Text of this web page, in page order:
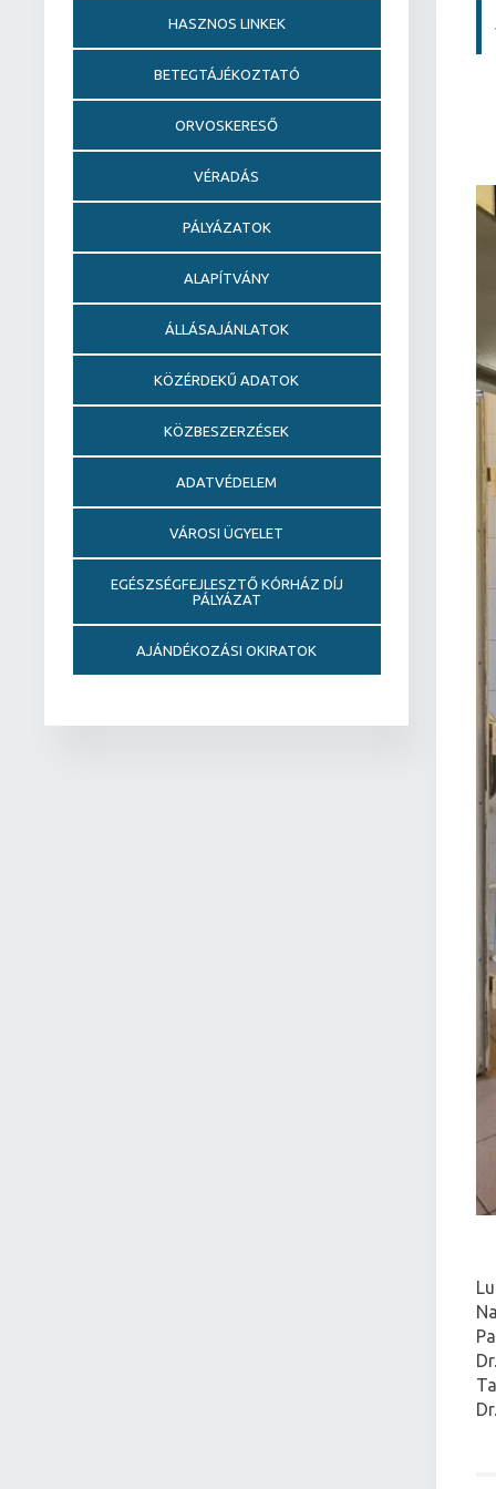
HASZNOS LINKEK
BETEGTÁJÉKOZTATÓ
ORVOSKERESŐ
VÉRADÁS
PÁLYÁZATOK
ALAPÍTVÁNY
ÁLLÁSAJÁNLATOK
KÖZÉRDEKŰ ADATOK
KÖZBESZERZÉSEK
ADATVÉDELEM
VÁROSI ÜGYELET
EGÉSZSÉGFEJLESZTŐ KÓRHÁZ DÍJ
PÁLYÁZAT
AJÁNDÉKOZÁSI OKIRATOK